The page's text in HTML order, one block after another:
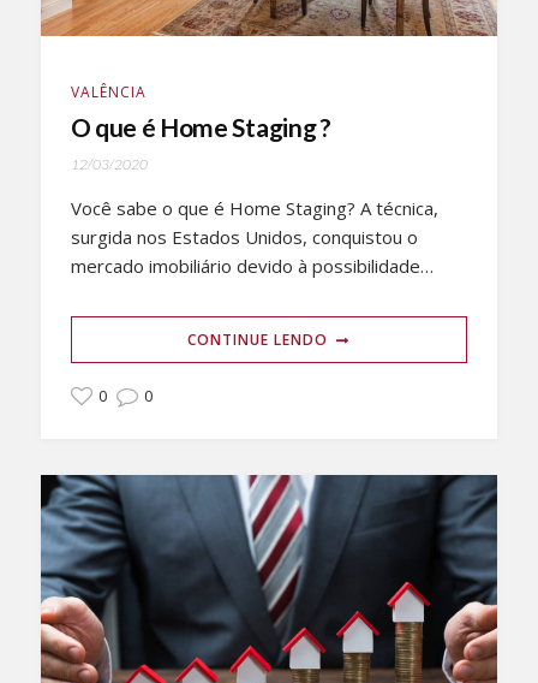
VALÊNCIA
O que é Home Staging ?
12/03/2020
Você sabe o que é Home Staging? A técnica,
surgida nos Estados Unidos, conquistou o
mercado imobiliário devido à possibilidade…
CONTINUE LENDO
0 0